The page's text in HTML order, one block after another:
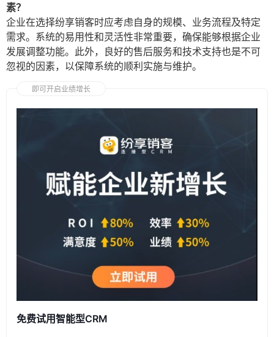
素？
企业在选择纷享销客时应考虑自身的规模、业务流程及特定
需求。系统的易用性和灵活性非常重要，确保能够根据企业
发展调整功能。此外，良好的售后服务和技术支持也是不可
忽视的因素，以保障系统的顺利实施与维护。
即可开启业绩增长
免费试用智能型CRM